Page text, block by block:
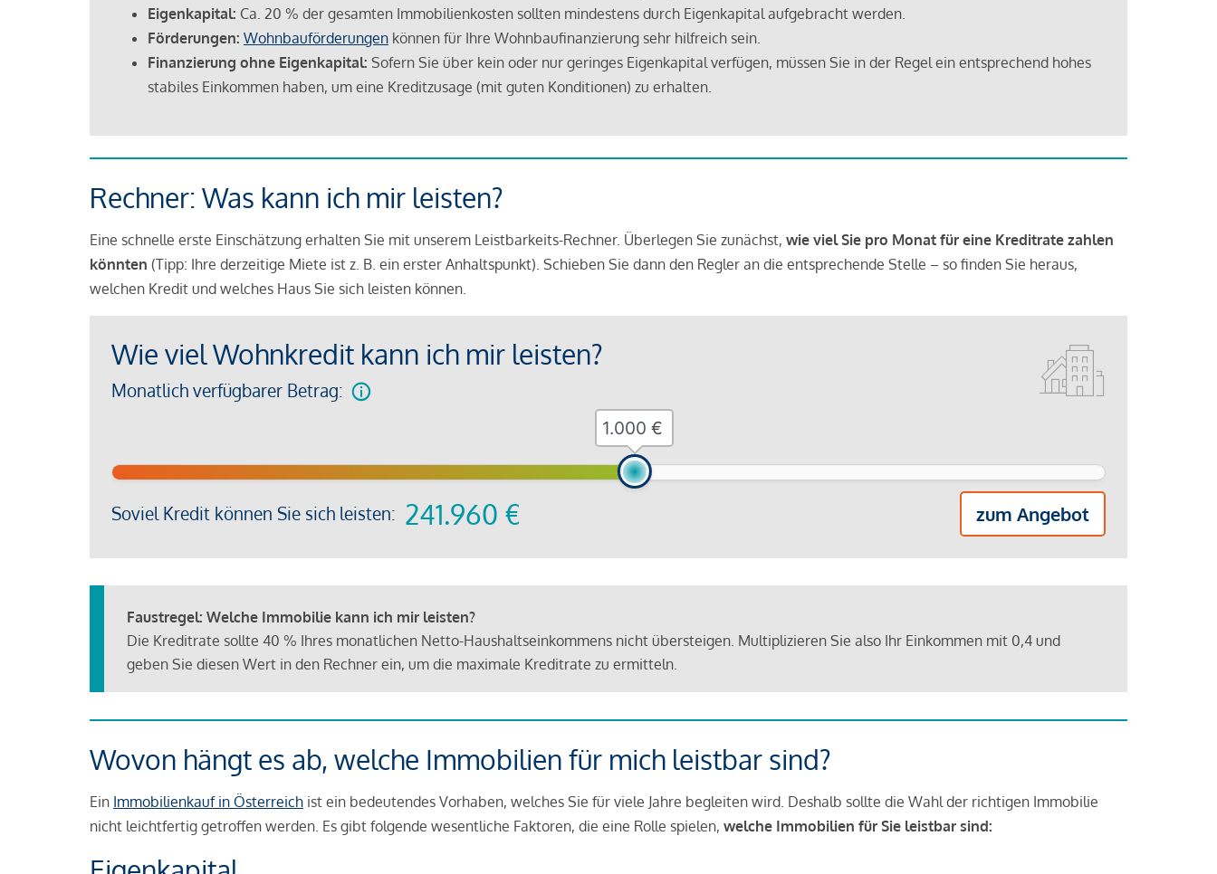
Eigenkapital: Ca. 20 % der gesamten Immobilienkosten sollten mindestens durch Eigenkapital aufgebracht werden.
Förderungen: Wohnbauförderungen können für Ihre Wohnbaufinanzierung sehr hilfreich sein.
Finanzierung ohne Eigenkapital: Sofern Sie über kein oder nur geringes Eigenkapital verfügen, müssen Sie in der Regel ein entsprechend hohes
stabiles Einkommen haben, um eine Kreditzusage (mit guten Konditionen) zu erhalten.
Rechner: Was kann ich mir leisten?
Eine schnelle erste Einschätzung erhalten Sie mit unserem Leistbarkeits-Rechner. Überlegen Sie zunächst, wie viel Sie pro Monat für eine Kreditrate zahlen
könnten (Tipp: Ihre derzeitige Miete ist z. B. ein erster Anhaltspunkt). Schieben Sie dann den Regler an die entsprechende Stelle – so finden Sie heraus,
welchen Kredit und welches Haus Sie sich leisten können.
Wie viel Wohnkredit kann ich mir leisten?
Monatlich verfügbarer Betrag:
Soviel Kredit können Sie sich leisten: 241.960 € zum Angebot
€
Faustregel: Welche Immobilie kann ich mir leisten?
Die Kreditrate sollte 40 % Ihres monatlichen Netto-Haushaltseinkommens nicht übersteigen. Multiplizieren Sie also Ihr Einkommen mit 0,4 und
geben Sie diesen Wert in den Rechner ein, um die maximale Kreditrate zu ermitteln.
Wovon hängt es ab, welche Immobilien für mich leistbar sind?
Ein Immobilienkauf in Österreich ist ein bedeutendes Vorhaben, welches Sie für viele Jahre begleiten wird. Deshalb sollte die Wahl der richtigen Immobilie
nicht leichtfertig getroffen werden. Es gibt folgende wesentliche Faktoren, die eine Rolle spielen, welche Immobilien für Sie leistbar sind: